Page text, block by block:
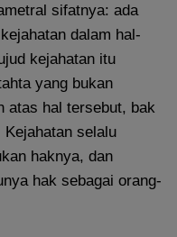
sifatnya: ada
dalam hal-
kejahatan itu
yang bukan
atas hal tersebut, bak
selalu
haknya, dan
hak sebagai orang-